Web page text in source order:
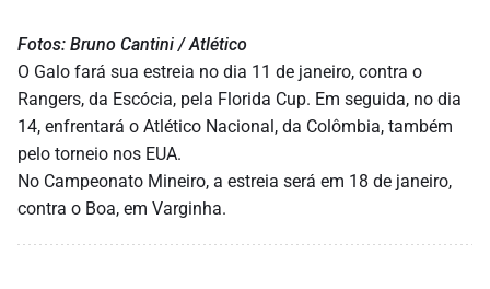
Fotos: Bruno Cantini / Atlético
O Galo fará sua estreia no dia 11 de janeiro, contra o
Rangers, da Escócia, pela Florida Cup. Em seguida, no dia
14, enfrentará o Atlético Nacional, da Colômbia, também
pelo torneio nos EUA.
No Campeonato Mineiro, a estreia será em 18 de janeiro,
contra o Boa, em Varginha.